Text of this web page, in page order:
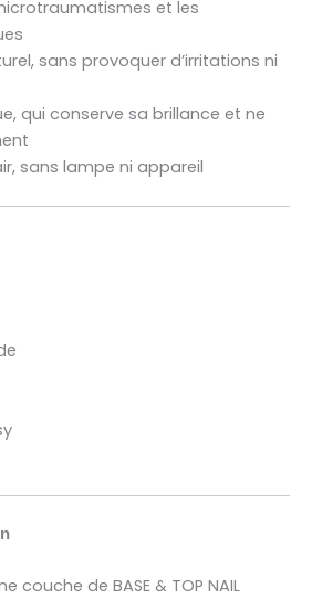
et les
sans provoquer d’irritations ni
qui conserve sa brillance et ne
sans lampe ni appareil
couche de BASE & TOP NAIL